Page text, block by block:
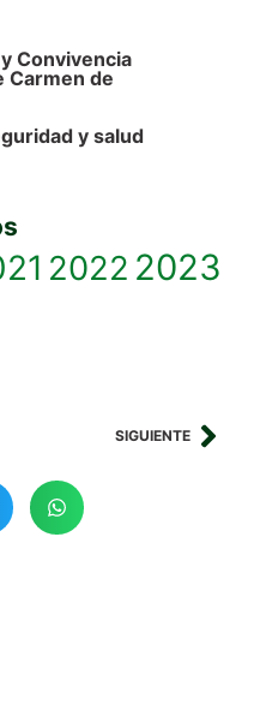
Convivencia
Carmen de
y salud
2022 2023
SIGUIENTE